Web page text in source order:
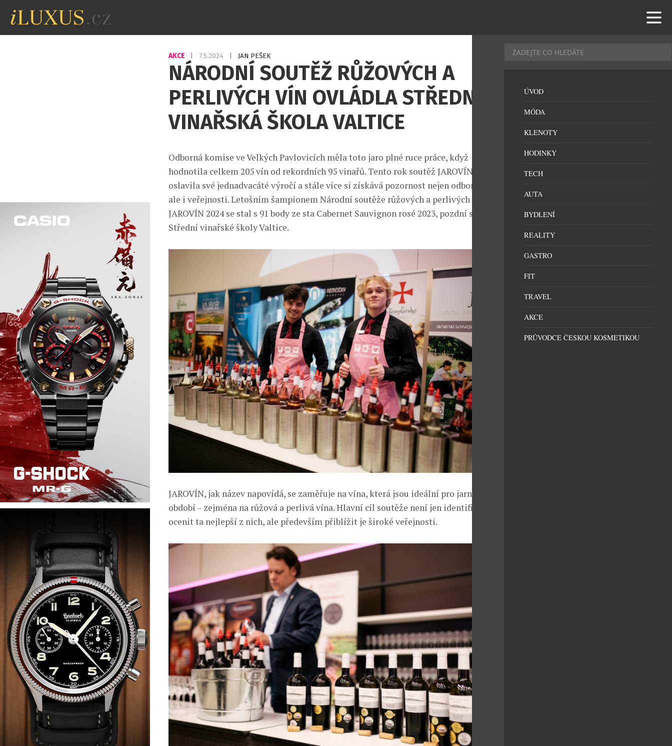
AKCE 7.5.2024 JAN PEŠEK
NÁRODNÍ SOUTĚŽ RŮŽOVÝCH A
PERLIVÝCH VÍN OVLÁDLA STŘEDNÍ
VINAŘSKÁ ŠKOLA VALTICE
Odborná komise ve Velkých Pavlovicích měla toto jaro plné ruce práce, když
hodnotila celkem 205 vín od rekordních 95 vinařů. Tento rok soutěž JAROVÍN
oslavila své jednadvacáté výročí a stále více si získává pozornost nejen odborníků,
ale i veřejnosti. Letošním šampionem Národní soutěže růžových a perlivých vín
JAROVÍN 2024 se stal s 91 body ze sta Cabernet Sauvignon rosé 2023, pozdní sběr ze
Střední vinařské školy Valtice.
JAROVÍN, jak název napovídá, se zaměřuje na vína, která jsou ideální pro jarní
období – zejména na růžová a perlivá vína. Hlavní cíl soutěže není jen identifikovat a
ocenit ta nejlepší z nich, ale především přiblížit je široké veřejnosti.
ÚVOD
MÓDA
KLENOTY
HODINKY
TECH
AUTA
BYDLENÍ
REALITY
GASTRO
FIT
TRAVEL
AKCE
PRŮVODCE ČESKOU KOSMETIKOU